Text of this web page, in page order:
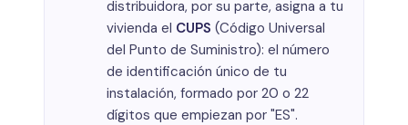
distribuidora, por su parte, asigna a tu
vivienda el CUPS (Código Universal
del Punto de Suministro): el número
de identificación único de tu
instalación, formado por 20 o 22
dígitos que empiezan por "ES".